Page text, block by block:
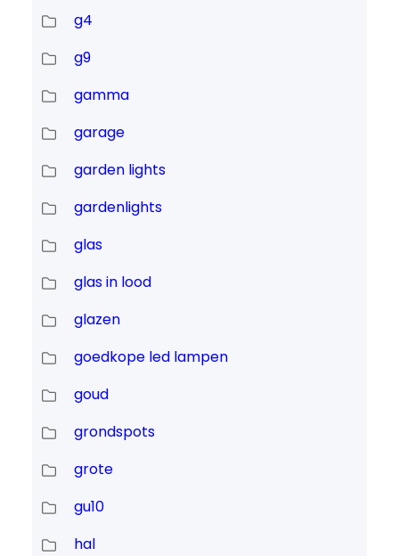
g4
g9
gamma
garage
garden lights
gardenlights
glas
glas in lood
glazen
goedkope led lampen
goud
grondspots
grote
gu10
hal